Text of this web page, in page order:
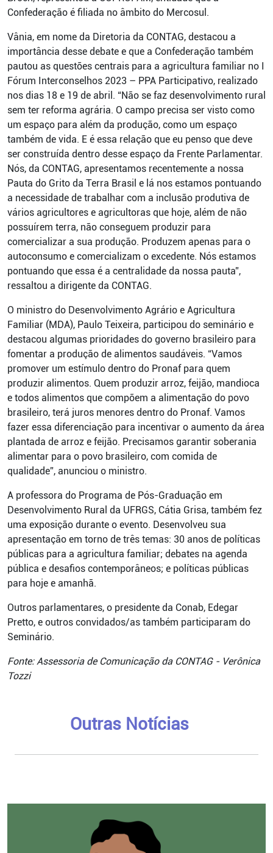
Confederação é filiada no âmbito do Mercosul.
Vânia, em nome da Diretoria da CONTAG, destacou a
importância desse debate e que a Confederação também
pautou as questões centrais para a agricultura familiar no I
Fórum Interconselhos 2023 – PPA Participativo, realizado
nos dias 18 e 19 de abril. “Não se faz desenvolvimento rural
sem ter reforma agrária. O campo precisa ser visto como
um espaço para além da produção, como um espaço
também de vida. E é essa relação que eu penso que deve
ser construída dentro desse espaço da Frente Parlamentar.
Nós, da CONTAG, apresentamos recentemente a nossa
Pauta do Grito da Terra Brasil e lá nos estamos pontuando
a necessidade de trabalhar com a inclusão produtiva de
vários agricultores e agricultoras que hoje, além de não
possuírem terra, não conseguem produzir para
comercializar a sua produção. Produzem apenas para o
autoconsumo e comercializam o excedente. Nós estamos
pontuando que essa é a centralidade da nossa pauta”,
ressaltou a dirigente da CONTAG.
O ministro do Desenvolvimento Agrário e Agricultura
Familiar (MDA), Paulo Teixeira, participou do seminário e
destacou algumas prioridades do governo brasileiro para
fomentar a produção de alimentos saudáveis. “Vamos
promover um estímulo dentro do Pronaf para quem
produzir alimentos. Quem produzir arroz, feijão, mandioca
e todos alimentos que compõem a alimentação do povo
brasileiro, terá juros menores dentro do Pronaf. Vamos
fazer essa diferenciação para incentivar o aumento da área
plantada de arroz e feijão. Precisamos garantir soberania
alimentar para o povo brasileiro, com comida de
qualidade”, anunciou o ministro.
A professora do Programa de Pós-Graduação em
Desenvolvimento Rural da UFRGS, Cátia Grisa, também fez
uma exposição durante o evento. Desenvolveu sua
apresentação em torno de três temas: 30 anos de políticas
públicas para a agricultura familiar; debates na agenda
pública e desafios contemporâneos; e políticas públicas
para hoje e amanhã.
Outros parlamentares, o presidente da Conab, Edegar
Pretto, e outros convidados/as também participaram do
Seminário.
Fonte: Assessoria de Comunicação da CONTAG - Verônica
Tozzi
Outras Notícias